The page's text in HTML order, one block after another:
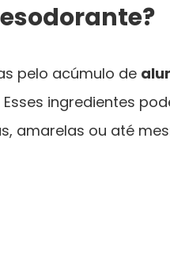
pelo acúmulo de
ingredientes
amarelas ou até